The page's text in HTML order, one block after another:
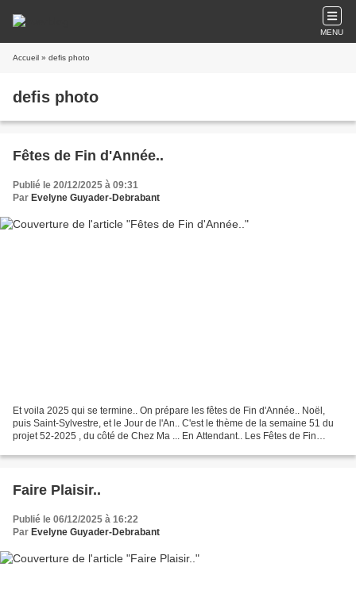
MENU
Accueil » defis photo
defis photo
Fêtes de Fin d'Année..
Publié le 20/12/2025 à 09:31
Par Evelyne Guyader-Debrabant
Et voila 2025 qui se termine.. On prépare les fêtes de Fin d'Année.. Noël,
puis Saint-Sylvestre, et le Jour de l'An.. C'est le thème de la semaine 51 du
projet 52-2025 , du côté de Chez Ma ... En Attendant.. Les Fêtes de Fin
Faire Plaisir..
Publié le 06/12/2025 à 16:22
Par Evelyne Guyader-Debrabant